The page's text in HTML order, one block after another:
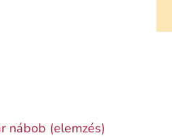
nábob (elemzés)